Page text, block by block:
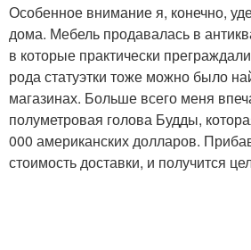
Особенное внимание я, конечно,
дома. Мебель продавалась в
в которые практически
рода статуэтки тоже можно было
магазинах. Больше всего меня
полуметровая голова Будды,
000 американских долларов.
стоимость доставки, и получится